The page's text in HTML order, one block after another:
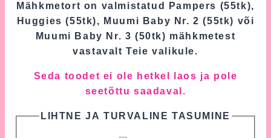
Mähkmetort on valmistatud Pampers (55tk),
Huggies (55tk), Muumi Baby Nr. 2 (55tk) või
Muumi Baby Nr. 3 (50tk) mähkmetest
vastavalt Teie valikule.
Seda toodet ei ole hetkel laos ja pole
seetõttu saadaval.
LIHTNE JA TURVALINE TASUMINE